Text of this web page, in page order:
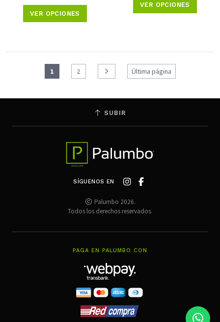
VER OPCIONES
VER OPCIONES
1 2 Última página
SUBIR
SÍGUENOS EN
Palumbo 2026.
Todos los derechos reservados.
PAGA EN PALUMBO CON